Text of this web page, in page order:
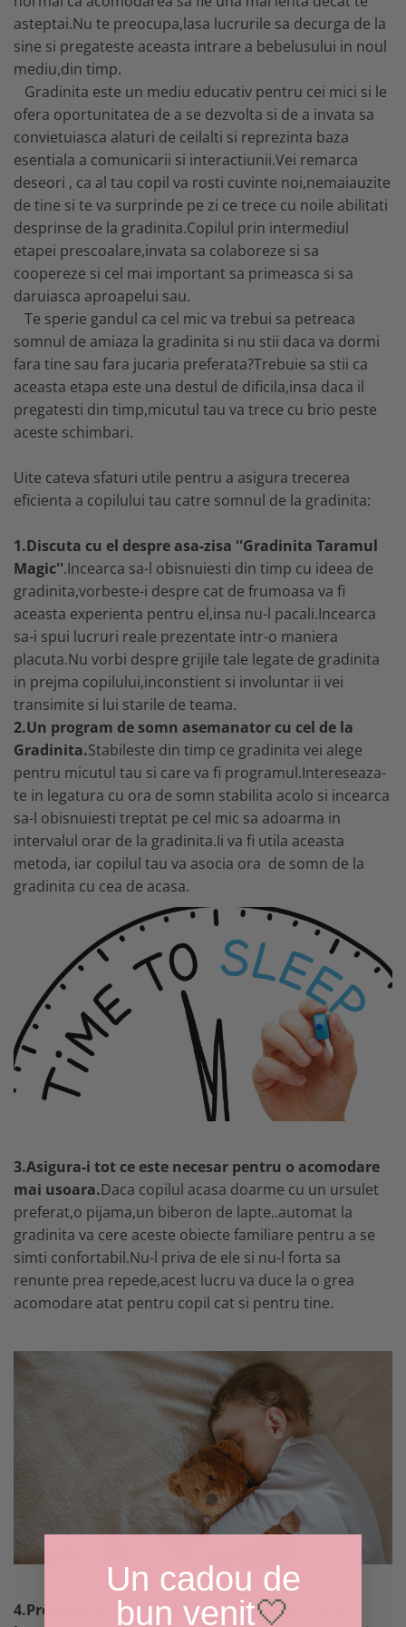
Patura
Patura Bumbac Organic
Patura Forma Ursulet
Patura Nou Nascuti
Fasa
Sac de Dormit
Sac de Infasat
Scutec de Infasat
Sistem - Vara
Sistem Nou Nascut
Sistem 0-3 Luni
Sistem 3-6 luni
Sistem 6-9 Luni
Sistem Ieftin
Suport pentru Infasat
Scutece
MARIMI BEBELUSI
120x60
140x70
Baldachin
Cearsafuri si protectii
Regurgitare
Sezut
Somn
Speciala
Suport
Sustinere
Torticolis
VARSTA
3 Luni
6 Luni
1 An
SETURI
Plapuma si Perna
Set Pilota si Perna
Set Paturica si Perna
Set Cuverturi si Pernute
Bebe - Cu Gluga
Bebe - Finet
Bebe - Plaja
Copii
Copii - Bumbac
Copii - Gluga
Copii - Plaja
Copii - Plaja cu Gluga
Copii - Poncho
Copii - Poncho Plaja
Cu Capison
Cu Capison - Bebe
Personalizate
Roz
Pat Rabatabil
Pat Stivuibil
Scaune
Lemn
Mese
Modulare
Sortulete
CRESA
Ghiozdane
Ghiozdane Fete
Ghiozdane Baieti
Saculeti
asteptai.Nu te preocupa,lasa lucrurile sa decurga de la
sine si pregateste aceasta intrare a bebelusului in noul
mediu,din timp.
Gradinita este un mediu educativ pentru cei mici si le
ofera oportunitatea de a se dezvolta si de a invata sa
convietuiasca alaturi de ceilalti si reprezinta baza
esentiala a comunicarii si interactiunii.Vei remarca
deseori , ca al tau copil va rosti cuvinte noi,nemaiauzite
de tine si te va surprinde pe zi ce trece cu noile abilitati
desprinse de la gradinita.Copilul prin intermediul
etapei prescoalare,invata sa colaboreze si sa
coopereze si cel mai important sa primeasca si sa
daruiasca aproapelui sau.
Te sperie gandul ca cel mic va trebui sa petreaca
somnul de amiaza la gradinita si nu stii daca va dormi
fara tine sau fara jucaria preferata?Trebuie sa stii ca
aceasta etapa este una destul de dificila,insa daca il
pregatesti din timp,micutul tau va trece cu brio peste
aceste schimbari.
Uite cateva sfaturi utile pentru a asigura trecerea
eficienta a copilului tau catre somnul de la gradinita:
1.Discuta cu el despre asa-zisa ''Gradinita Taramul
Magic''.Incearca sa-l obisnuiesti din timp cu ideea de
gradinita,vorbeste-i despre cat de frumoasa va fi
aceasta experienta pentru el,insa nu-l pacali.Incearca
sa-i spui lucruri reale prezentate intr-o maniera
placuta.Nu vorbi despre grijile tale legate de gradinita
in prejma copilului,inconstient si involuntar ii vei
transimite si lui starile de teama.
2.Un program de somn asemanator cu cel de la
Gradinita.Stabileste din timp ce gradinita vei alege
pentru micutul tau si care va fi programul.Intereseaza-
te in legatura cu ora de somn stabilita acolo si incearca
sa-l obisnuiesti treptat pe cel mic sa adoarma in
intervalul orar de la gradinita.Ii va fi utila aceasta
metoda, iar copilul tau va asocia ora de somn de la
gradinita cu cea de acasa.
3.Asigura-i tot ce este necesar pentru o acomodare
mai usoara.Daca copilul acasa doarme cu un ursulet
preferat,o pijama,un biberon de lapte..automat la
gradinita va cere aceste obiecte familiare pentru a se
simti confortabil.Nu-l priva de ele si nu-l forta sa
renunte prea repede,acest lucru va duce la o grea
acomodare atat pentru copil cat si pentru tine.
4.Pregateste-i un saculet in care sa-i pui toate
Un cadou de
bun venit🤍